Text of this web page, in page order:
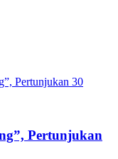
Pertunjukan